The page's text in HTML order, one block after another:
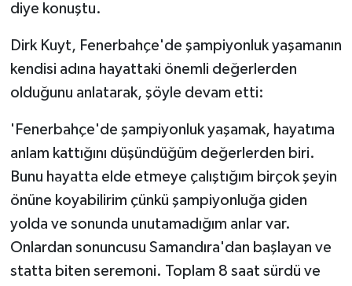
diye konuştu.
Dirk Kuyt, Fenerbahçe'de şampiyonluk yaşamanın
kendisi adına hayattaki önemli değerlerden
olduğunu anlatarak, şöyle devam etti:
'Fenerbahçe'de şampiyonluk yaşamak, hayatıma
anlam kattığını düşündüğüm değerlerden biri.
Bunu hayatta elde etmeye çalıştığım birçok şeyin
önüne koyabilirim çünkü şampiyonluğa giden
yolda ve sonunda unutamadığım anlar var.
Onlardan sonuncusu Samandıra'dan başlayan ve
statta biten seremoni. Toplam 8 saat sürdü ve